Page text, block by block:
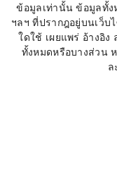
ข้อมูลเท่านั้น ข้อมูลทั้ง
ฯลฯ ที่ปรากฎอยู่บนเว็บ
ใดใช้ เผยแพร่ อ้างอิ
ทั้งหมดหรือบางส่วน
ล